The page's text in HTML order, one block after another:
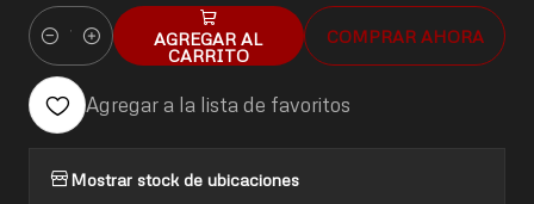
Cantidad
AGREGAR AL
CARRITO
COMPRAR AHORA
Agregar a la lista de favoritos
Mostrar stock de ubicaciones